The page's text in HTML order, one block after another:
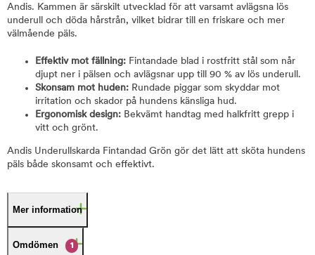
Andis. Kammen är särskilt utvecklad för att varsamt avlägsna lös
underull och döda hårstrån, vilket bidrar till en friskare och mer
välmående päls.
Effektiv mot fällning: Fintandade blad i rostfritt stål som når
djupt ner i pälsen och avlägsnar upp till 90 % av lös underull.
Skonsam mot huden: Rundade piggar som skyddar mot
irritation och skador på hundens känsliga hud.
Ergonomisk design: Bekvämt handtag med halkfritt grepp i
vitt och grönt.
Andis Underullskarda Fintandad Grön gör det lätt att sköta hundens
päls både skonsamt och effektivt.
Mer information
Omdömen 1